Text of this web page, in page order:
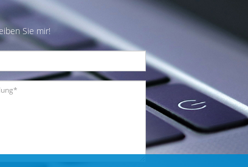
Sie mir!